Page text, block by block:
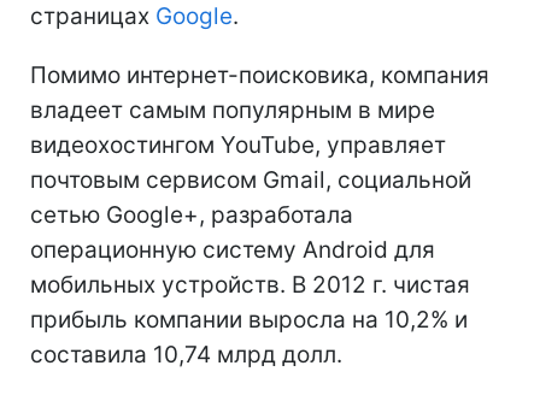
страницах Google.
Помимо интернет-поисковика, компания
владеет самым популярным в мире
видеохостингом YouTube, управляет
почтовым сервисом Gmail, социальной
сетью Google+, разработала
операционную систему Android для
мобильных устройств. В 2012 г. чистая
прибыль компании выросла на 10,2% и
составила 10,74 млрд долл.